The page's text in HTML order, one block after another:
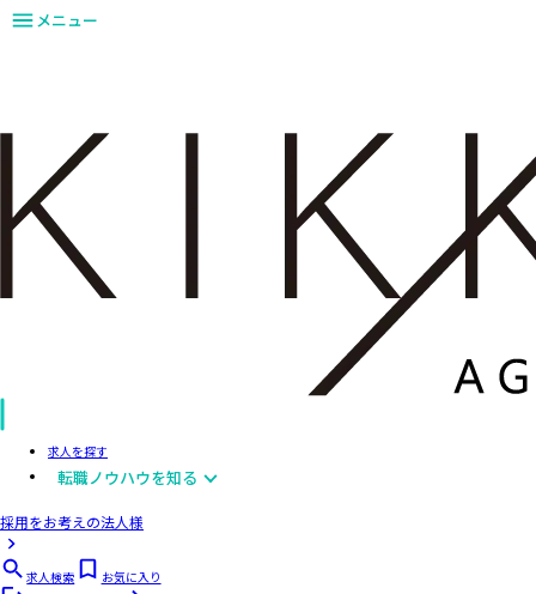
メニュー
求人を探す
転職ノウハウを知る
採用をお考えの法人様
求人検索
お気に入り